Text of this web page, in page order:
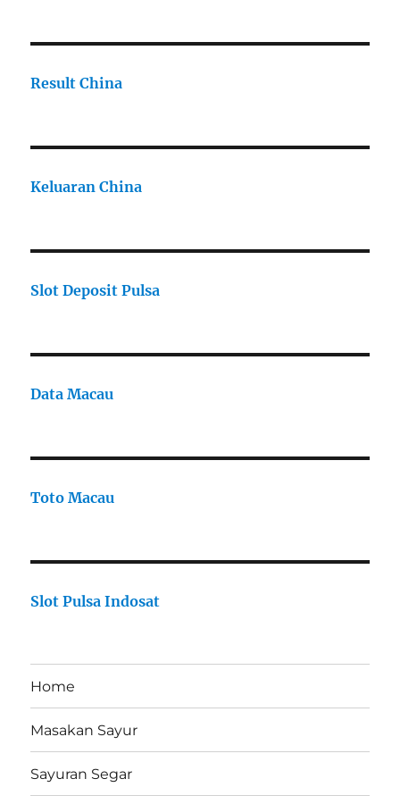
Result China
Keluaran China
Slot Deposit Pulsa
Data Macau
Toto Macau
Slot Pulsa Indosat
Home
Masakan Sayur
Sayuran Segar